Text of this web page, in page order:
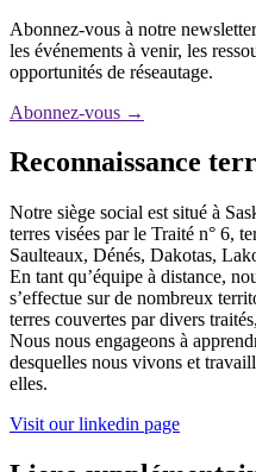
Abonnez-vous à notre
les événements à venir, les
opportunités de réseautage.
Abonnez-vous →
Reconnaissance
Notre siège social est situé à
terres visées par le Traité n° 6,
Saulteaux, Dénés, Dakotas,
En tant qu’équipe à distance,
s’effectue sur de nombreux
terres couvertes par divers
Nous nous engageons à
desquelles nous vivons et
elles.
Visit our linkedin page